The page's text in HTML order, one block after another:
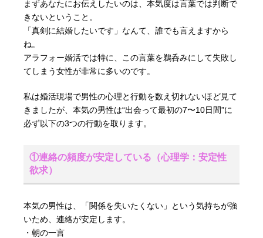
まずあなたにお伝えしたいのは、本気度は言葉では判断で
きないということ。
「真剣に結婚したいです」なんて、誰でも言えますから
ね。
アラフォー婚活では特に、この言葉を鵜呑みにして失敗し
てしまう女性が非常に多いのです。
私は婚活現場で男性の心理と行動を数え切れないほど見て
きましたが、本気の男性は“出会って最初の7〜10日間”に
必ず以下の3つの行動を取ります。
①連絡の頻度が安定している（心理学：安定性
欲求）
本気の男性は、「関係を失いたくない」という気持ちが強
いため、連絡が安定します。
・朝の一言